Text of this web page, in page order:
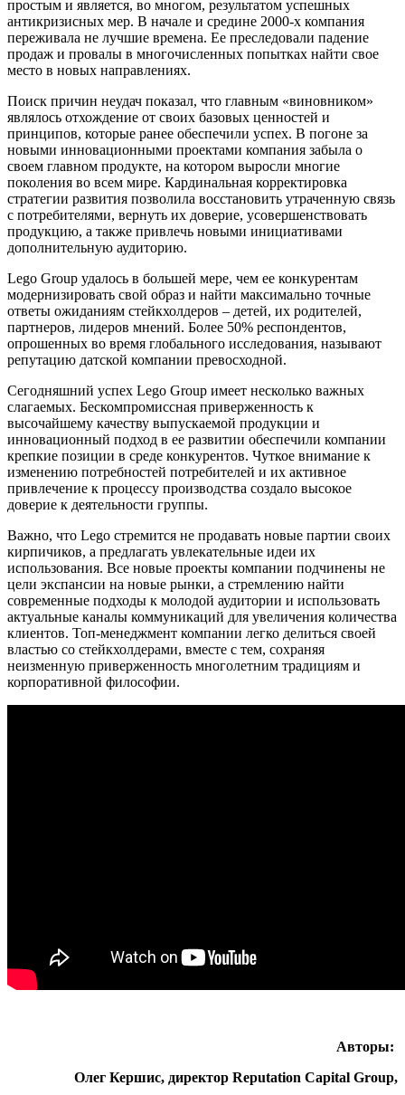
простым и является, во многом, результатом успешных
антикризисных мер. В начале и средине 2000-х компания
переживала не лучшие времена. Ее преследовали падение
продаж и провалы в многочисленных попытках найти свое
место в новых направлениях.
Поиск причин неудач показал, что главным «виновником»
являлось отхождение от своих базовых ценностей и
принципов, которые ранее обеспечили успех. В погоне за
новыми инновационными проектами компания забыла о
своем главном продукте, на котором выросли многие
поколения во всем мире. Кардинальная корректировка
стратегии развития позволила восстановить утраченную связь
с потребителями, вернуть их доверие, усовершенствовать
продукцию, а также привлечь новыми инициативами
дополнительную аудиторию.
Lego Group удалось в большей мере, чем ее конкурентам
модернизировать свой образ и найти максимально точные
ответы ожиданиям стейкхолдеров – детей, их родителей,
партнеров, лидеров мнений. Более 50% респондентов,
опрошенных во время глобального исследования, называют
репутацию датской компании превосходной.
Сегодняшний успех Lego Group имеет несколько важных
слагаемых. Бескомпромиссная приверженность к
высочайшему качеству выпускаемой продукции и
инновационный подход в ее развитии обеспечили компании
крепкие позиции в среде конкурентов. Чуткое внимание к
изменению потребностей потребителей и их активное
привлечение к процессу производства создало высокое
доверие к деятельности группы.
Важно, что Lego стремится не продавать новые партии своих
кирпичиков, а предлагать увлекательные идеи их
использования. Все новые проекты компании подчинены не
цели экспансии на новые рынки, а стремлению найти
современные подходы к молодой аудитории и использовать
актуальные каналы коммуникаций для увеличения количества
клиентов. Топ-менеджмент компании легко делиться своей
властью со стейкхолдерами, вместе с тем, сохраняя
неизменную приверженность многолетним традициям и
корпоративной философии.
Авторы:
Олег Кершис, директор Reputation Capital Group,